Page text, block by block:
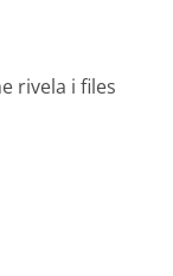
rivela i files